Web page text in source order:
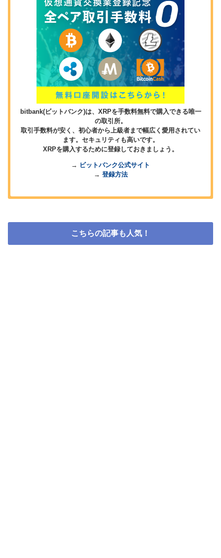
bitbank(ビットバンク)は、XRPを手数料無料で購入できる唯一
の取引所。
取引手数料が安く、初心者から上級者まで幅広く愛用されてい
ます。セキュリティも高いです。
XRPを購入するために登録しておきましょう。
→ ビットバンク公式サイト
→ 登録方法
こちらの記事も人気！